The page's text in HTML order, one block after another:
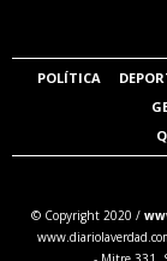
POLÍTICA
© Copyright 2020 /